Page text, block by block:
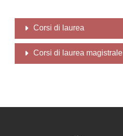
Corsi di laurea
Corsi di laurea magistrale